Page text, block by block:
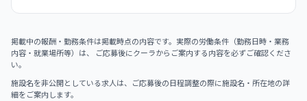
掲載中の報酬・勤務条件は掲載時点の内容です。実際の労働条件（勤務日時・業務
内容・就業場所等）は、 ご応募後にクーラからご案内する内容を必ずご確認くださ
い。
施設名を非公開としている求人は、ご応募後の日程調整の際に施設名・所在地の詳
細をご案内します。